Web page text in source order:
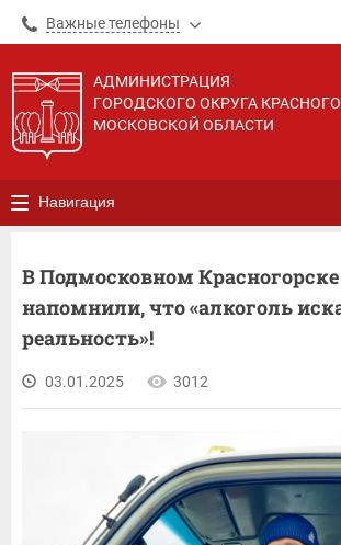
Важные телефоны
АДМИНИСТРАЦИЯ
ГОРОДСКОГО ОКРУГА
МОСКОВСКОЙ ОБЛАСТИ
Навигация
В Подмосковном
напомнили, что «алкоголь
реальность»!
03.01.2025 3012